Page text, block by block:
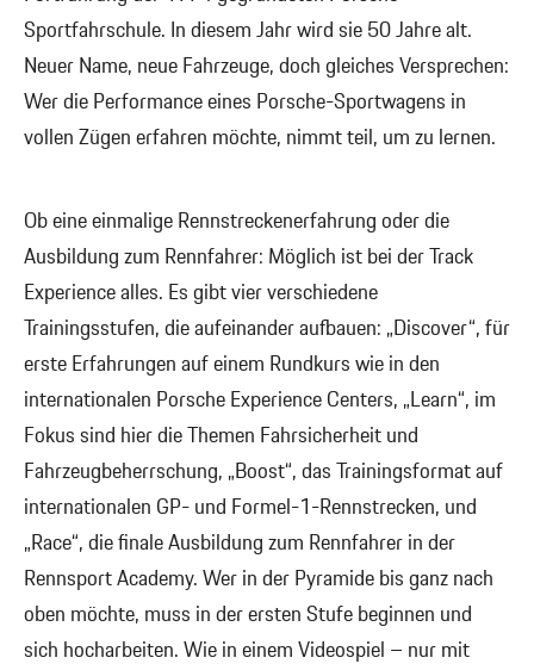
Sportfahrschule. In diesem Jahr wird sie 50 Jahre alt.
Neuer Name, neue Fahrzeuge, doch gleiches Versprechen:
Wer die Performance eines Porsche-Sportwagens in
vollen Zügen erfahren möchte, nimmt teil, um zu lernen.
Ob eine einmalige Rennstreckenerfahrung oder die
Ausbildung zum Rennfahrer: Möglich ist bei der Track
Experience alles. Es gibt vier verschiedene
Trainingsstufen, die aufeinander aufbauen: „Discover“, für
erste Erfahrungen auf einem Rundkurs wie in den
internationalen Porsche Experience Centers, „Learn“, im
Fokus sind hier die Themen Fahrsicherheit und
Fahrzeugbeherrschung, „Boost“, das Trainingsformat auf
internationalen GP- und Formel-1-Rennstrecken, und
„Race“, die finale Ausbildung zum Rennfahrer in der
Rennsport Academy. Wer in der Pyramide bis ganz nach
oben möchte, muss in der ersten Stufe beginnen und
sich hocharbeiten. Wie in einem Videospiel – nur mit